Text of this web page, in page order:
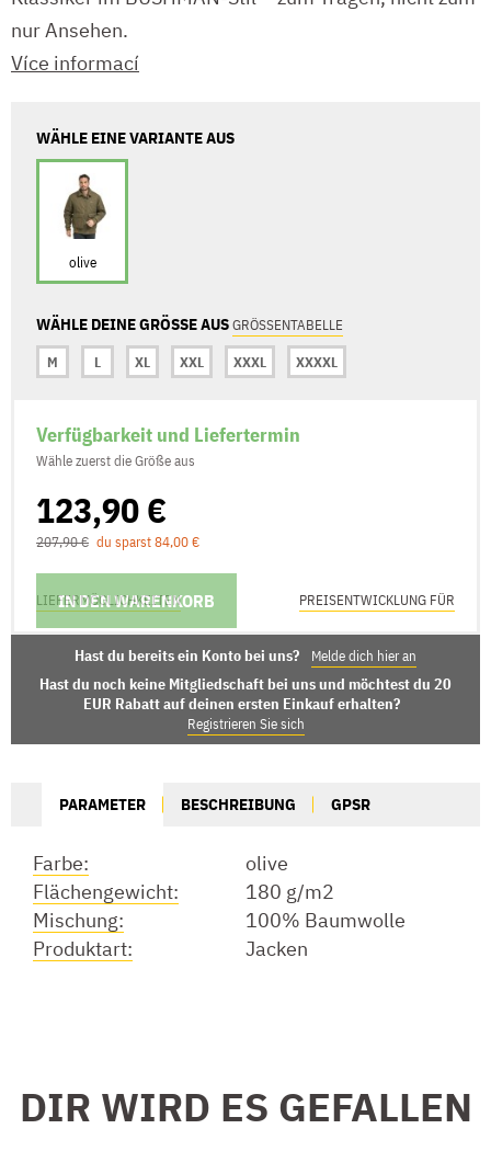
nur Ansehen.
Více informací
WÄHLE EINE VARIANTE AUS
olive
WÄHLE DEINE GRÖSSE AUSGRÖSSENTABELLE
M
L XL XXL XXXL XXXXL
Verfügbarkeit und Liefertermin
Wähle zuerst die Größe aus
123,90 €
207,90 € du sparst 84,00 €
IN DEN WARENKORB
LIEFERMÖGLICHKEITEN PREISENTWICKLUNG FÜR
Hast du bereits ein Konto bei uns? Melde dich hier an
Hast du noch keine Mitgliedschaft bei uns und möchtest du 20
EUR Rabatt auf deinen ersten Einkauf erhalten?
Registrieren Sie sich
PARAMETER BESCHREIBUNG GPSR
Farbe:
olive
Flächengewicht:
180 g/m2
Mischung:
100% Baumwolle
Produktart:
Jacken
DIR WIRD ES GEFALLEN